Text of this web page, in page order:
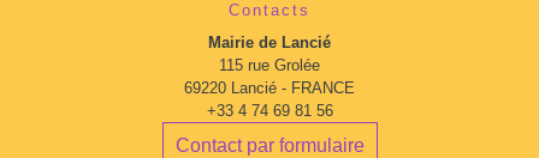
Contacts
Mairie de Lancié
115 rue Grolée
69220 Lancié - FRANCE
+33 4 74 69 81 56
Contact par formulaire